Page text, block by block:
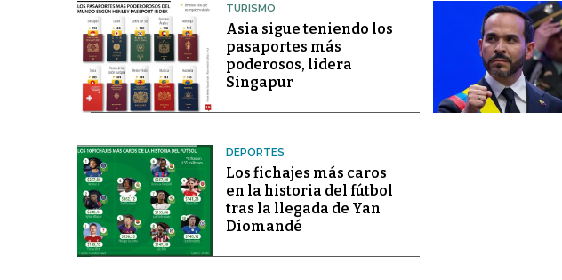
TURISMO
Asia sigue teniendo los
pasaportes más
poderosos, lidera
Singapur
DEPORTES
Los fichajes más caros
en la historia del fútbol
tras la llegada de Yan
Diomandé